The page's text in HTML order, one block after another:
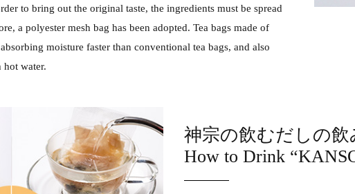
to bring out the original taste, the ingredients must be spread
a polyester mesh bag has been adopted. Tea bags made of
moisture faster than conventional tea bags, and also
water.
神宗の飲むだしの飲
How to Drink